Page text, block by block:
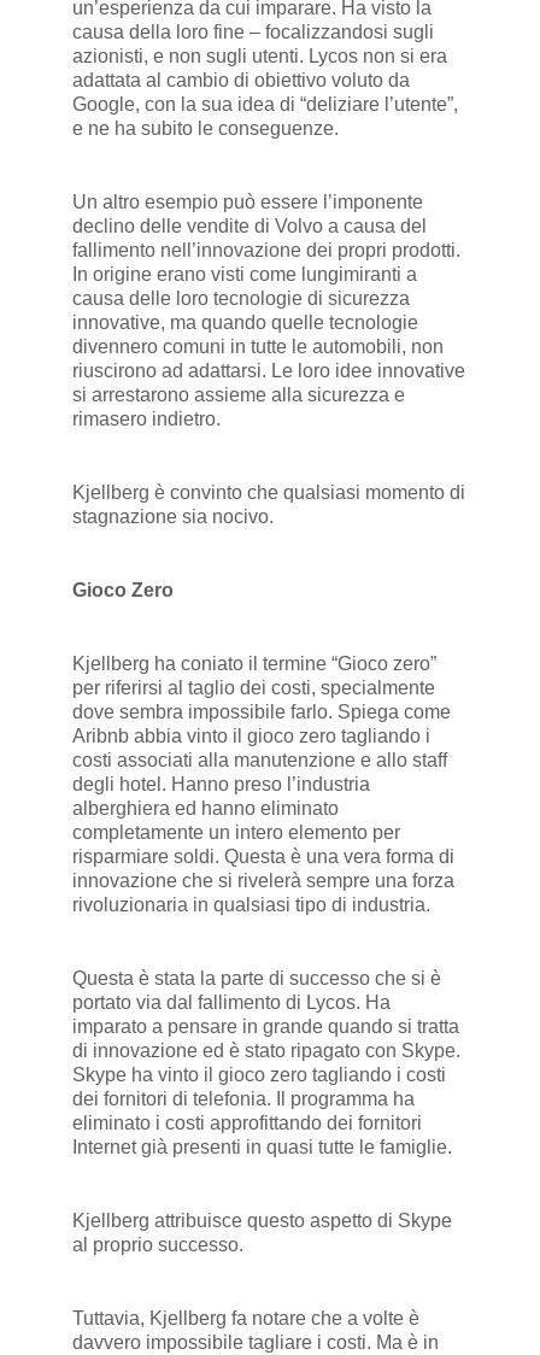
un’esperienza da cui imparare. Ha visto la
causa della loro fine – focalizzandosi sugli
azionisti, e non sugli utenti. Lycos non si era
adattata al cambio di obiettivo voluto da
Google, con la sua idea di “deliziare l’utente”,
e ne ha subito le conseguenze.
Un altro esempio può essere l’imponente
declino delle vendite di Volvo a causa del
fallimento nell’innovazione dei propri prodotti.
In origine erano visti come lungimiranti a
causa delle loro tecnologie di sicurezza
innovative, ma quando quelle tecnologie
divennero comuni in tutte le automobili, non
riuscirono ad adattarsi. Le loro idee innovative
si arrestarono assieme alla sicurezza e
rimasero indietro.
Kjellberg è convinto che qualsiasi momento di
stagnazione sia nocivo.
Gioco Zero
Kjellberg ha coniato il termine “Gioco zero”
per riferirsi al taglio dei costi, specialmente
dove sembra impossibile farlo. Spiega come
Aribnb abbia vinto il gioco zero tagliando i
costi associati alla manutenzione e allo staff
degli hotel. Hanno preso l’industria
alberghiera ed hanno eliminato
completamente un intero elemento per
risparmiare soldi. Questa è una vera forma di
innovazione che si rivelerà sempre una forza
rivoluzionaria in qualsiasi tipo di industria.
Questa è stata la parte di successo che si è
portato via dal fallimento di Lycos. Ha
imparato a pensare in grande quando si tratta
di innovazione ed è stato ripagato con Skype.
Skype ha vinto il gioco zero tagliando i costi
dei fornitori di telefonia. Il programma ha
eliminato i costi approfittando dei fornitori
Internet già presenti in quasi tutte le famiglie.
Kjellberg attribuisce questo aspetto di Skype
al proprio successo.
Tuttavia, Kjellberg fa notare che a volte è
davvero impossibile tagliare i costi. Ma è in